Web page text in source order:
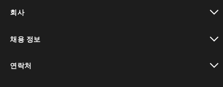
회사
채용 정보
연락처